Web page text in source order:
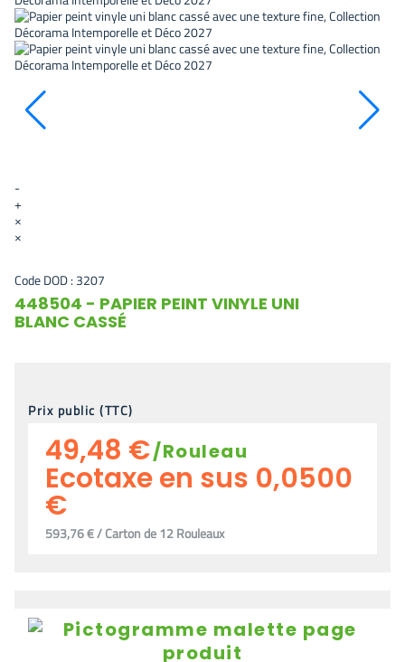
-
+
×
×
Code DOD : 3207
448504 - PAPIER PEINT VINYLE UNI
BLANC CASSÉ
Prix public (TTC)
49,48 €/Rouleau
Ecotaxe en sus 0,0500
€
593,76 € / Carton de 12 Rouleaux